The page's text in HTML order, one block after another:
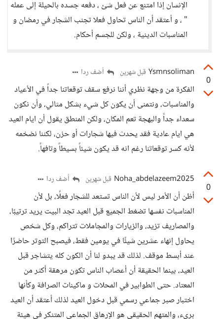
الإنسان إذا امتنع عن فعل شئ ، دفعه جسده بالحيلة إلى عمله
" ، و أعتقد أن الناس تحاول فعلا تجنب الشجار في رمضان و
المناسبات الدينية ، ولكن للجسم أحكام.
0
Ysmnsoliman قبل شهرين أضف ردا
الفكرة من وجهة نظري أننا نرفع سقف توقعاتنا جداً في الأعياد
والمناسبات، ونتمنى أن يكون كل شيء بشكل مثالي، وأن نكون
سعداء جداً والبهجة تعم المكان، ولكن المنطق يقول أن ايام العيد
هي ايام عادية فقد يحدث فيها شجارات أو حزن، لكننا نضخمه
لأنه كسر توقعاتنا رغم انه قد يكون شيئاً بسيطاً وتافهاً.
0
Noha_abdelazeem2025 قبل شهرين أضف ردا
أظن أن الأمر ليس لأن الناس تستعد للشجار فعلًا، بل لأن
المناسبات نفسها تضغط الجميع قبل العيد تجد البيت يريد ترتيبًا،
والمصاريف تزيد، والزيارات والمجاملات تتراكم، وكل شخص
يحاول إنهاء عشرين شيئًا في يومين فقط، فيصبح التوتر حاضرًا
عند أبسط موقف. لذلك قد يبدو لنا أن الكون كله يتشاجر قبل
العيد، بينما الحقيقة أن أعصاب الناس تكون مرهقة أكثر من
المعتاد. حتى الطوابير في المحلات و ماكينات الصرافة وكأنها
اختبار صبر جماعي رسمي قبل دخول العيد لذلك أعتقد أن العيد
بريء، والمتهم الحقيقي هو الإرهاق الجماعي المتنكر في هيئة